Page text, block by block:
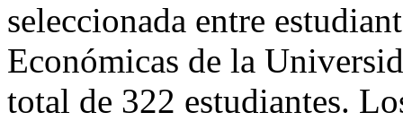
seleccionada entre
Económicas de la
total de 322 estudiantes.